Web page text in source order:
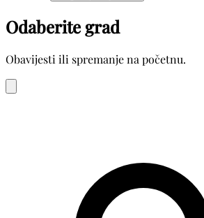
Odaberite grad
Obavijesti ili spremanje na početnu.